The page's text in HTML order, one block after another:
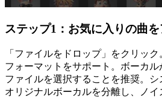
ステップ1：お気に入りの曲
「ファイルをドロップ」をクリッ
フォーマットをサポート。ボーカ
ファイルを選択することを推奨。
オリジナルボーカルを分離し、ノ